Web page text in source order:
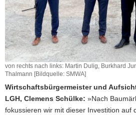
von rechts nach links: Martin Dulig, Burkhard
Thalmann [Bildquelle: SMWA]
Wirtschaftsbürgermeister und
LGH, Clemens Schülke: »Nach
fokussieren wir mit dieser Investition auf